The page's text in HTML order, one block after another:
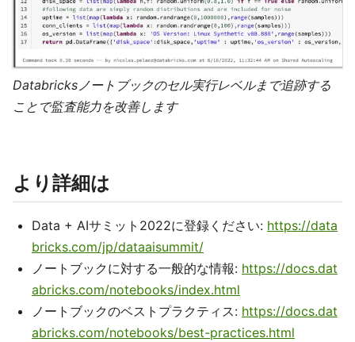
Databricksノートブックのセル実行レベルまで追跡する
ことで監査能力を改善します
より詳細は
Data + AIサミット2022に登録ください: https://data
bricks.com/jp/dataaisummit/
ノートブックに対する一般的な情報: https://docs.dat
abricks.com/notebooks/index.html
ノートブックのベストプラクティス: https://docs.dat
abricks.com/notebooks/best-practices.html